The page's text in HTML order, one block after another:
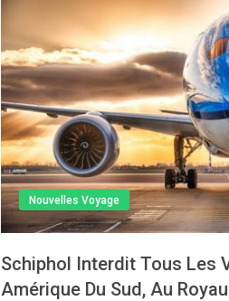
Nouvelles Voyage
Schiphol Interdit Tous Les
Amérique Du Sud, Au